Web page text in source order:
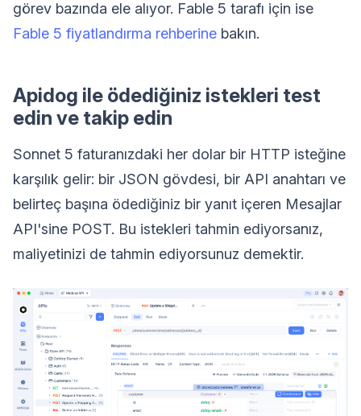
görev bazında ele alıyor. Fable 5 tarafı için ise
Fable 5 fiyatlandırma rehberine bakın.
Apidog ile ödediğiniz istekleri test
edin ve takip edin
Sonnet 5 faturanızdaki her dolar bir HTTP isteğine
karşılık gelir: bir JSON gövdesi, bir API anahtarı ve
belirteç başına ödediğiniz bir yanıt içeren Mesajlar
API'sine POST. Bu istekleri tahmin ediyorsanız,
maliyetinizi de tahmin ediyorsunuz demektir.